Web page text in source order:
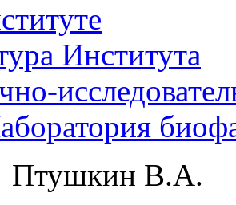
Института
Птушкин В.А.